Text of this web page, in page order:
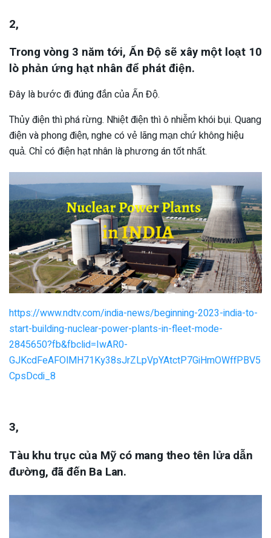
2,
Trong vòng 3 năm tới, Ấn Độ sẽ xây một loạt 10
lò phản ứng hạt nhân để phát điện.
Đây là bước đi đúng đắn của Ấn Độ.
Thủy điện thì phá rừng. Nhiệt điện thì ô nhiễm khói bụi. Quang
điện và phong điện, nghe có vẻ lãng mạn chứ không hiệu
quả. Chỉ có điện hạt nhân là phương án tốt nhất.
https://www.ndtv.com/india-news/beginning-2023-india-to-
start-building-nuclear-power-plants-in-fleet-mode-
2845650?fb&fbclid=IwAR0-
GJKcdFeAFOlMH71Ky38sJrZLpVpYAtctP7GiHmOWffPBV5
CpsDcdi_8
3,
Tàu khu trục của Mỹ có mang theo tên lửa dẫn
đường, đã đến Ba Lan.